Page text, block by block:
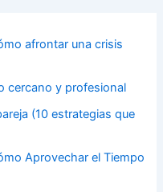
afrontar una crisis
cercano y profesional
(10 estrategias que
Aprovechar el Tiempo